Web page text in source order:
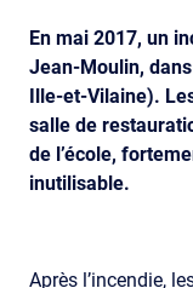
En mai 2017, un
Jean-Moulin,
Ille-et-Vilaine).
salle de
de l’école,
inutilisable.
Après l’incendie,